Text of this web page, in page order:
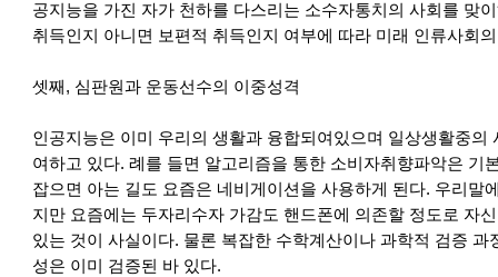
공지능을 가진 자가 천하를 다스리는 소수자통치의 사회를 맞
취득인지 아니면 보편적 취득인지 여부에 따라 미래 인류사회
셋째, 심판원과 운동선수의 이중성격
인공지능은 이미 우리의 생활과 융합되여있으며 일상생활중의
여하고 있다. 례를 들면 알고리즘을 통한 소비자취향파악은 기
잡으면 아는 길도 요즘은 네비게이션을 사용하게 된다. 우리말
지만 요즘에는 두자리수자 가감도 핸드폰에 의존할 정도로 자
있는 것이 사실이다. 물론 복잡한 수학계산이나 과학적 검증
성은 이미 검증된 바 있다.